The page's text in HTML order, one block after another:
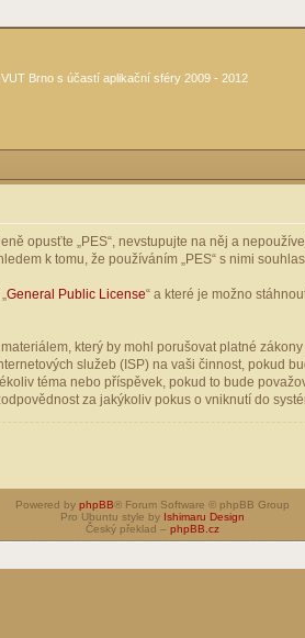
Brno s účastí aplikační sféry 2009 - 2012
opusťte „PES“, nevstupujte na něj a
k tomu, že používáním „PES“ s nimi
General Public License“ a které je možno
který by mohl porušovat platné
služeb (ISP) na vaši činnost, pokud
téma nebo příspěvek, pokud to bude
za jakýkoliv pokus o vniknutí do
Powered by phpBB® Forum Software © phpBB Group
Pro Ubuntu style by Ishimaru Design
Český překlad – phpBB.cz